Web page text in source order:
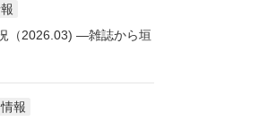
（2026.03) ―雑誌から垣
報